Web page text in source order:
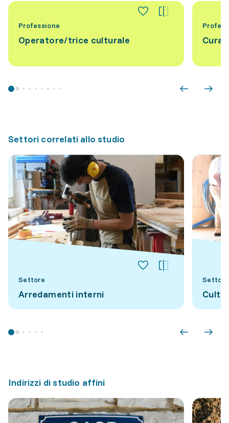
Professione
Operatore/trice culturale
Settori correlati allo studio
Settore
Arredamenti interni
Settore
Indirizzi di studio affini